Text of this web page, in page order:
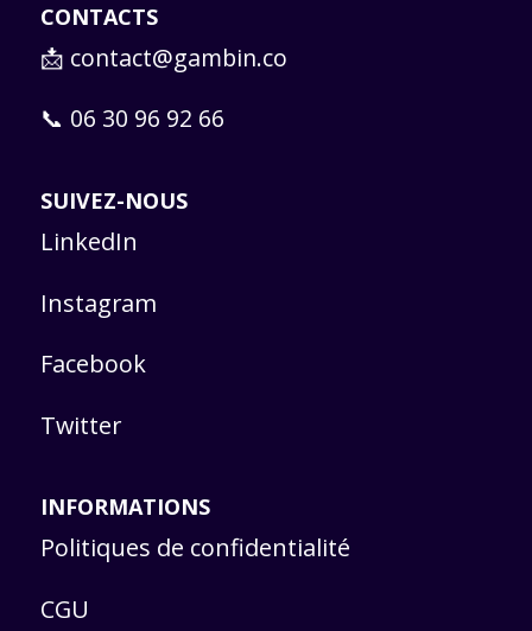
CONTACTS
📩 contact@gambin.co
📞 06 30 96 92 66
SUIVEZ-NOUS
LinkedIn
Instagram
Facebook
Twitter
INFORMATIONS
Politiques de confidentialité
CGU